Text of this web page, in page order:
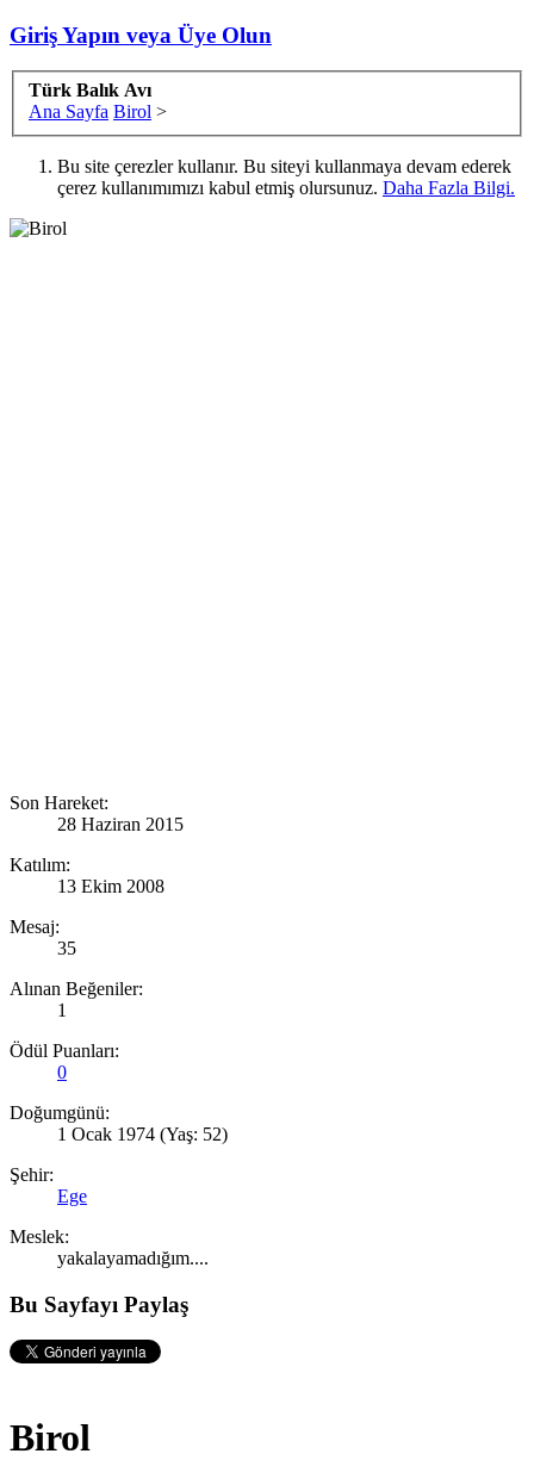
Giriş Yapın veya Üye Olun
Türk Balık Avı
Ana Sayfa Birol >
Bu site çerezler kullanır. Bu siteyi kullanmaya devam ederek
çerez kullanımımızı kabul etmiş olursunuz. Daha Fazla Bilgi.
Son Hareket:
28 Haziran 2015
Katılım:
13 Ekim 2008
Mesaj:
35
Alınan Beğeniler:
1
Ödül Puanları:
0
Doğumgünü:
1 Ocak 1974 (Yaş: 52)
Şehir:
Ege
Meslek:
yakalayamadığım....
Bu Sayfayı Paylaş
Birol